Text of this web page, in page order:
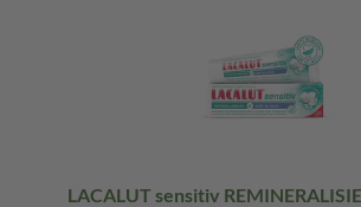
LACALUT sensitiv